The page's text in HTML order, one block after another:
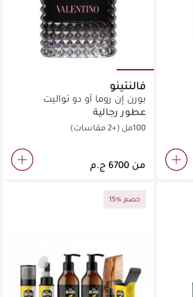
فالنتينو
بورن إن روما أو دو تواليت
عطور رجالية
100مل (+2 مقاسات)
من
15% خصم